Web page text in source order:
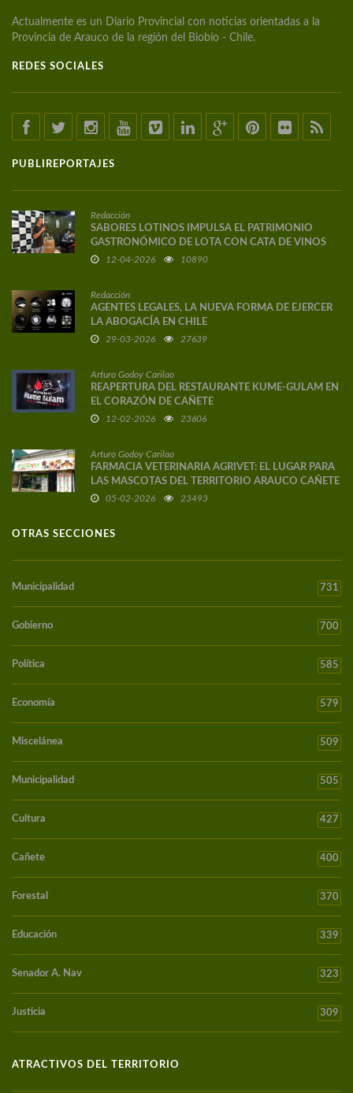
Actualmente es un Diario Provincial con noticias orientadas a la
Provincia de Arauco de la región del Biobío - Chile.
REDES SOCIALES
PUBLIREPORTAJES
Redacción
SABORES LOTINOS IMPULSA EL PATRIMONIO
GASTRONÓMICO DE LOTA CON CATA DE VINOS
DE AUTOR
12-04-2026 10890
Redacción
AGENTES LEGALES, LA NUEVA FORMA DE EJERCER
LA ABOGACÍA EN CHILE
29-03-2026 27639
Arturo Godoy Carilao
REAPERTURA DEL RESTAURANTE KUME-GULAM EN
EL CORAZÓN DE CAÑETE
12-02-2026 23606
Arturo Godoy Carilao
FARMACIA VETERINARIA AGRIVET: EL LUGAR PARA
LAS MASCOTAS DEL TERRITORIO ARAUCO CAÑETE
05-02-2026 23493
OTRAS SECCIONES
Municipalidad 731
Gobierno 700
Política 585
Economía 579
Miscelánea 509
Municipalidad 505
Cultura 427
Cañete 400
Forestal 370
Educación 339
Senador A. Nav 323
Justicia 309
ATRACTIVOS DEL TERRITORIO